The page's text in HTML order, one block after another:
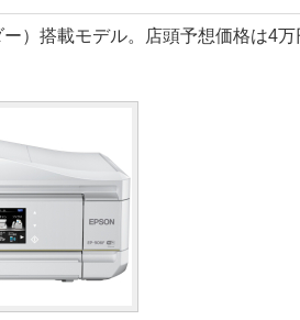
）搭載モデル。店頭予想価格は4万